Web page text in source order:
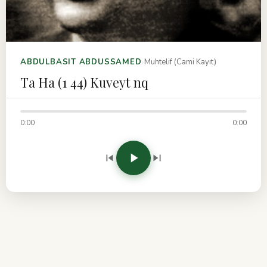
ABDULBASIT ABDUSSAMED›Muhtelif (Cami Kayıt)
Ta Ha (1 44) Kuveyt nq
0:00 0:00